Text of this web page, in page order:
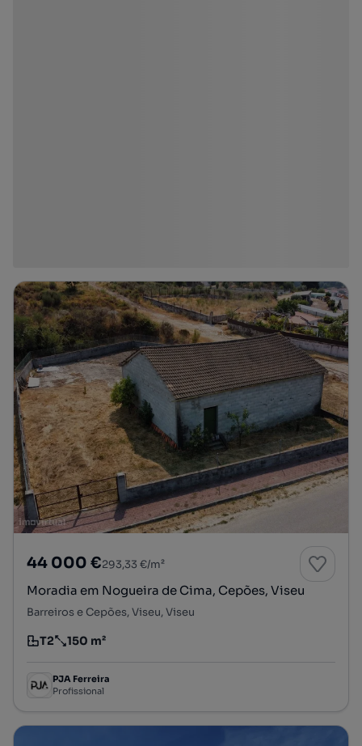
44 000 €293,33 €/m²
Moradia em Nogueira de Cima, Cepões, Viseu
Barreiros e Cepões, Viseu, Viseu
Tipologia
T2
Preço por metro quadrado
150 m²
PJA Ferreira
Profissional